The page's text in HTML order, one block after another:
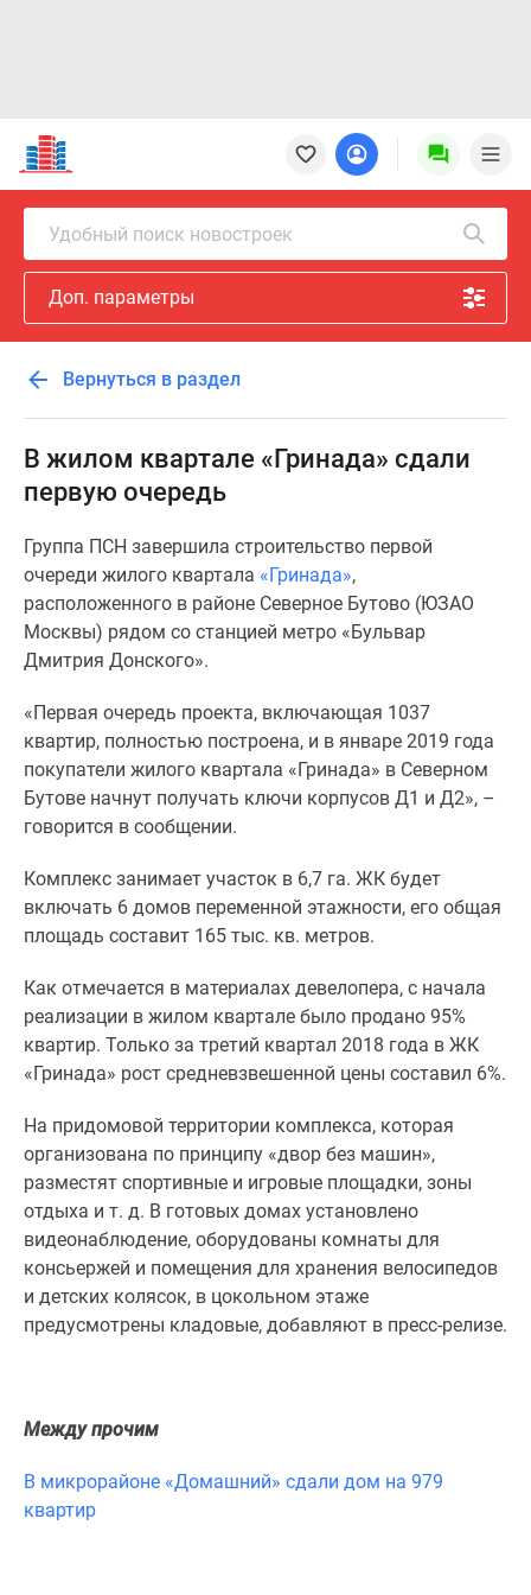
Новостройки
Квартиры
Ипотека
Новостройки
Москвы
Новостройки
Подмосковья
Новостройки
Москвы
Готовые
новостройки
Новостройки
Специальные
предложения
Коммерческие
помещения
Продавцы
застройщики
Панорамы
новостроек
Видеообзор
новостроек
Экспертиза
новостроек
Экология
Подмосковья
Студии
комнатные
комнатные
Квартиры
карте
Ипотечный
Военная
ипотека
Удобный поиск новостроек
Доп. параметры
Вернуться в раздел
В жилом квартале «Гринада» сдали
первую очередь
Группа ПСН завершила строительство первой
очереди жилого квартала «Гринада»,
расположенного в районе Северное Бутово (ЮЗАО
Москвы) рядом со станцией метро «Бульвар
Дмитрия Донского».
«Первая очередь проекта, включающая 1037
квартир, полностью построена, и в январе 2019 года
покупатели жилого квартала «Гринада» в Северном
Бутове начнут получать ключи корпусов Д1 и Д2», –
говорится в сообщении.
Комплекс занимает участок в 6,7 га. ЖК будет
включать 6 домов переменной этажности, его общая
площадь составит 165 тыс. кв. метров.
Как отмечается в материалах девелопера, с начала
реализации в жилом квартале было продано 95%
квартир. Только за третий квартал 2018 года в ЖК
«Гринада» рост средневзвешенной цены составил 6%.
На придомовой территории комплекса, которая
организована по принципу «двор без машин»,
разместят спортивные и игровые площадки, зоны
отдыха и т. д. В готовых домах установлено
видеонаблюдение, оборудованы комнаты для
консьержей и помещения для хранения велосипедов
и детских колясок, в цокольном этаже
предусмотрены кладовые, добавляют в пресс-релизе.
Между прочим
В микрорайоне «Домашний» сдали дом на 979
квартир